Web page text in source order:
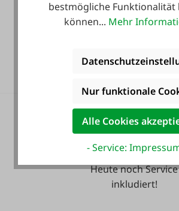
ganzes Jahr! *
Heute noch Service
inkludiert!
bestmögliche Funktionalität
können... Mehr
Nur funktionale
Alle Cookies
- Service: